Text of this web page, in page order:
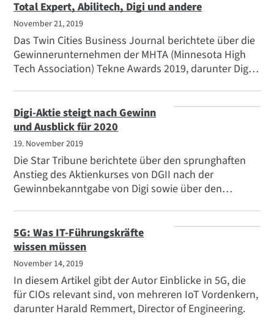
Zukunft des Unternehmens zeigt.
Total Expert, Abilitech, Digi und andere
November 21, 2019
Das Twin Cities Business Journal berichtete über die
Gewinnerunternehmen der MHTA (Minnesota High
Tech Association) Tekne Awards 2019, darunter Digi
Entwickler, die ihnen helfen, IoT Anwendungen
effizient zu entwickeln, zu erstellen, einzusetzen und
zu verwalten.
Digi-Aktie steigt nach Gewinn
und Ausblick für 2020
19. November 2019
Die Star Tribune berichtete über den sprunghaften
Anstieg des Aktienkurses von DGII nach der
Gewinnbekanntgabe von Digi sowie über den
5G: Was IT-Führungskräfte
wissen müssen
November 14, 2019
In diesem Artikel gibt der Autor Einblicke in 5G, die
für CIOs relevant sind, von mehreren IoT Vordenkern,
darunter Harald Remmert, Director of Engineering.